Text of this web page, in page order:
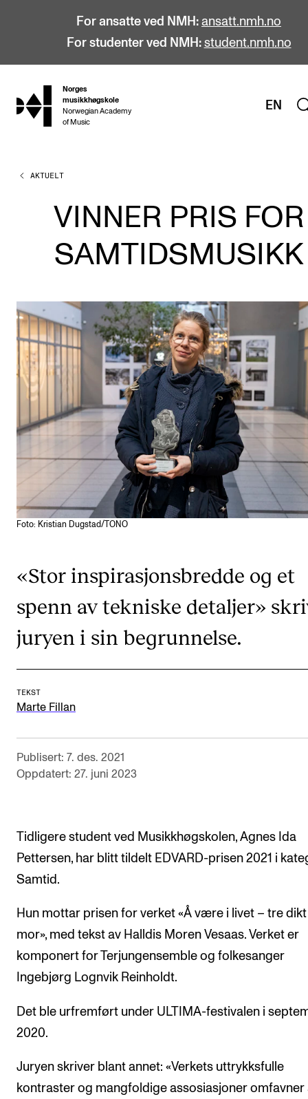
For ansatte ved NMH: ansatt.nmh.no
For studenter ved NMH: student.nmh.no
hjem
Norges
musikkhøgskole
Norwegian Academy
of Music
EN
STUDIER
Alle studier
Bachelor
Årsstudium og videreutdanning
Etterutdanning og kurs
Talentutvikling
STUDENTLIV
Søknad og opptak
Fagmiljøer
Salane våre
Studentutvalet SUT (student.nmh.no)
FORSKNING
NordART
Publikasjoner
Utveksling
Nettverk
AKTUELT
Nyheter og historier
Om Norges musikkhøgskole
Kontakt oss
AKTUELT
VINNER PRIS FOR
SAMTIDSMUSIKK
Foto: Kristian Dugstad/TONO
«Stor inspirasjonsbredde og et
spenn av tekniske detaljer»
juryen i sin begrunnelse.
TEKST
Marte Fillan
Publisert: 7. des. 2021
Oppdatert: 27. juni 2023
Tidligere student ved Musikkhøgskolen, Agnes Ida
Pettersen, har blitt tildelt EDVARD-prisen 2021 i
Samtid.
Hun mottar prisen for verket «Å være i livet – tre
mor», med tekst av Halldis Moren Vesaas. Verket er
komponert for Terjungensemble og folkesanger
Ingebjørg Lognvik Reinholdt.
Det ble urfremført under ULTIMA-festivalen i
2020.
Juryen skriver blant annet: «Verkets uttrykksfulle
kontraster og mangfoldige assosiasjoner omfavner